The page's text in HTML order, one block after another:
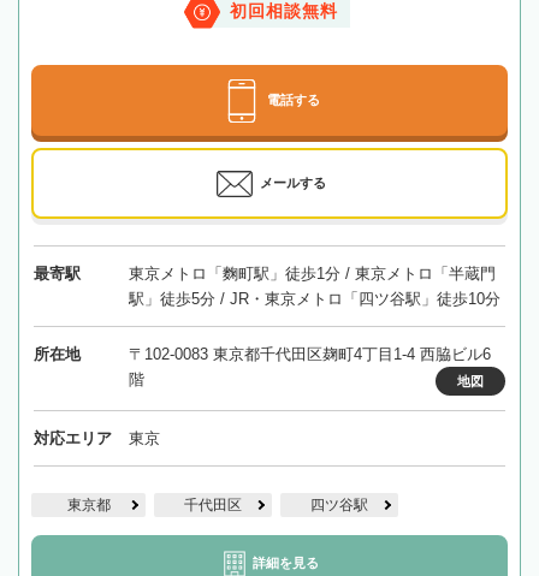
初回相談無料
電話する
メールする
最寄駅
東京メトロ「麴町駅」徒歩1分 / 東京メトロ「半蔵門
駅」徒歩5分 / JR・東京メトロ「四ツ谷駅」徒歩10分
所在地
〒102-0083 東京都千代田区麹町4丁目1-4 西脇ビル6
階
地図
対応エリア 東京
東京都 千代田区 四ツ谷駅
詳細を見る